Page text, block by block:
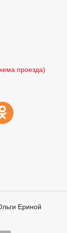
проезда)
Ериной